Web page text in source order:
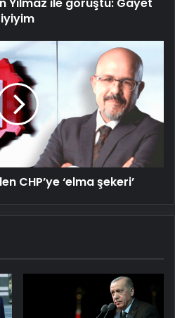
iyiyim
CHP’ye ‘elma şekeri’